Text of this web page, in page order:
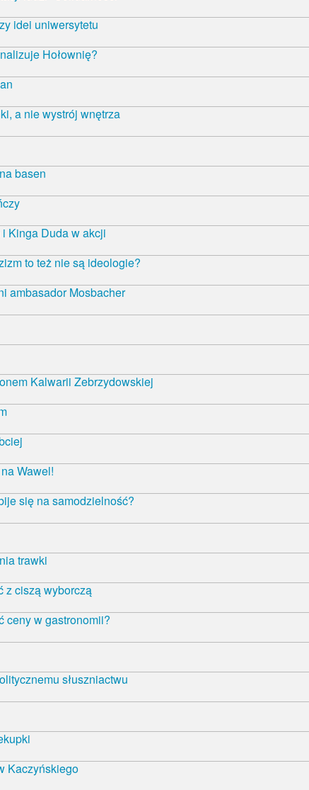
idei uniwersytetu
Hołownię?
a nie wystrój wnętrza
basen
Kinga Duda w akcji
to też nie są ideologie?
ambasador Mosbacher
Kalwarii Zebrzydowskiej
Wawel!
się na samodzielność?
trawki
z ciszą wyborczą
ceny w gastronomii?
słuszniactwu
Kaczyńskiego